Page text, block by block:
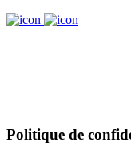
Politique de